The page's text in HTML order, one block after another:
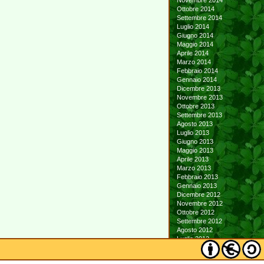
Ottobre 2014
Settembre 2014
Luglio 2014
Giugno 2014
Maggio 2014
Aprile 2014
Marzo 2014
Febbraio 2014
Gennaio 2014
Dicembre 2013
Novembre 2013
Ottobre 2013
Settembre 2013
Agosto 2013
Luglio 2013
Giugno 2013
Maggio 2013
Aprile 2013
Marzo 2013
Febbraio 2013
Gennaio 2013
Dicembre 2012
Novembre 2012
Ottobre 2012
Settembre 2012
Agosto 2012
Luglio 2012
Giugno 2012
Maggio 2012